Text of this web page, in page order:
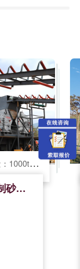
1000t/h
云南大理时产1000吨破碎制砂大型生